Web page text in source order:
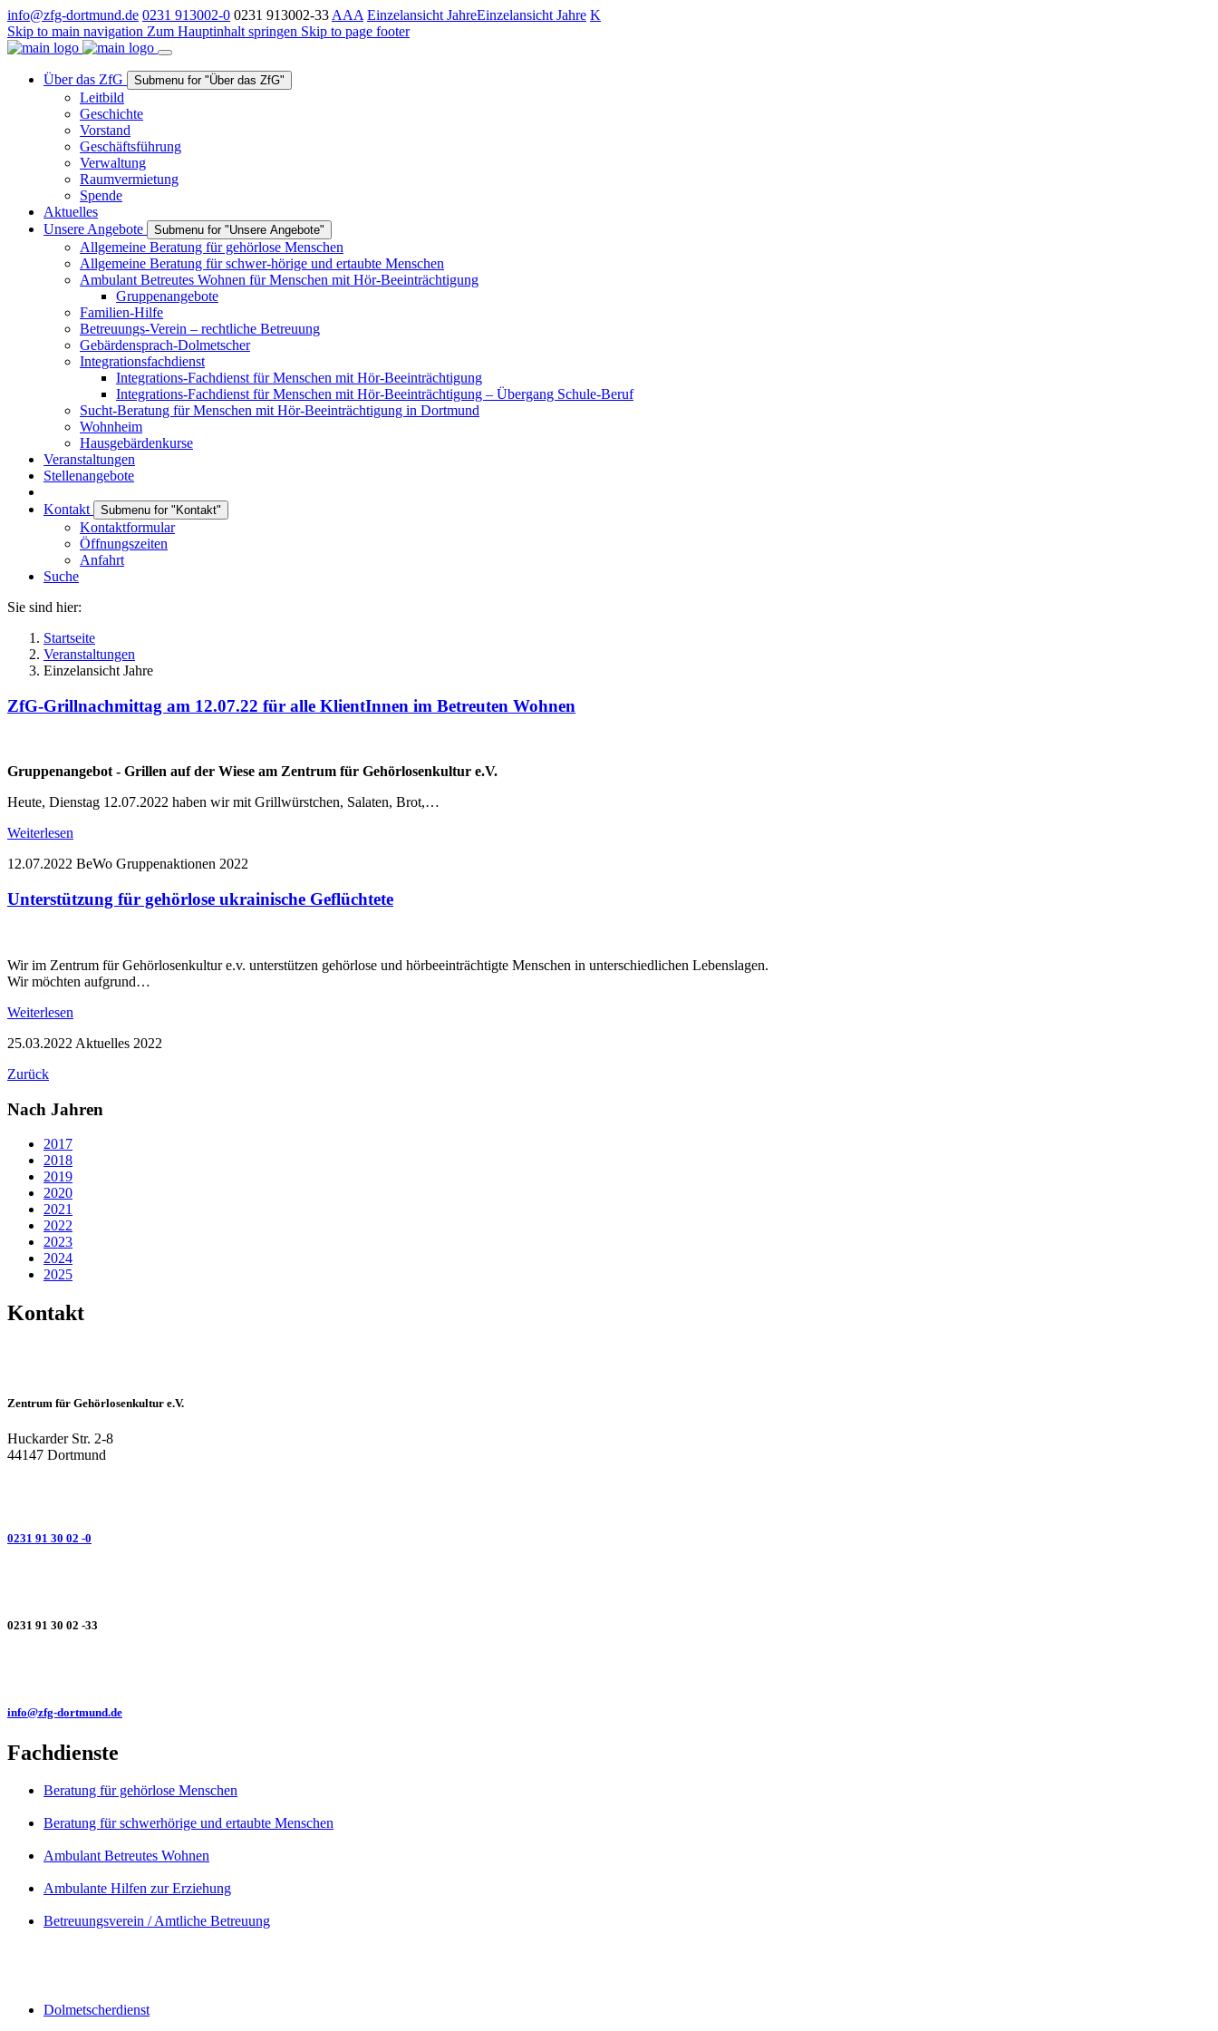
info@zfg-dortmund.de 0231 913002-0 0231 913002-33 AAA Einzelansicht JahreEinzelansicht Jahre K
Skip to main navigation Zum Hauptinhalt springen Skip to page footer
Über das ZfG Submenu for "Über das ZfG"
Leitbild
Geschichte
Vorstand
Geschäftsführung
Verwaltung
Raumvermietung
Spende
Aktuelles
Unsere Angebote
Submenu for "Unsere Angebote"
Allgemeine Beratung für gehörlose Menschen
Allgemeine Beratung für schwer-hörige und ertaubte Menschen
Ambulant Betreutes Wohnen für Menschen mit Hör-Beeinträchtigung
Gruppenangebote
Familien-Hilfe
Betreuungs-Verein – rechtliche Betreuung
Gebärdensprach-Dolmetscher
Integrationsfachdienst
Integrations-Fachdienst für Menschen mit Hör-Beeinträchtigung
Integrations-Fachdienst für Menschen mit Hör-Beeinträchtigung – Übergang Schule-Beruf
Sucht-Beratung für Menschen mit Hör-Beeinträchtigung in Dortmund
Wohnheim
Hausgebärdenkurse
Veranstaltungen
Stellenangebote
Kontakt Submenu for "Kontakt"
Kontaktformular
Öffnungszeiten
Anfahrt
Suche
Sie sind hier:
Startseite
Veranstaltungen
Einzelansicht Jahre
ZfG-Grillnachmittag am 12.07.22 für alle KlientInnen im Betreuten Wohnen
Gruppenangebot - Grillen auf der Wiese am Zentrum für Gehörlosenkultur e.V.
Heute, Dienstag 12.07.2022 haben wir mit Grillwürstchen, Salaten, Brot,…
Weiterlesen
12.07.2022 BeWo Gruppenaktionen 2022
Unterstützung für gehörlose ukrainische Geflüchtete
Wir im Zentrum für Gehörlosenkultur e.v. unterstützen gehörlose und hörbeeinträchtigte Menschen in unterschiedlichen Lebenslagen.
Wir möchten aufgrund…
Weiterlesen
25.03.2022 Aktuelles 2022
Zurück
Nach Jahren
2017
2018
2019
2020
2021
2022
2023
2024
2025
Kontakt
Zentrum für Gehörlosenkultur e.V.
Huckarder Str. 2-8
44147 Dortmund
0231 91 30 02 -0
0231 91 30 02 -33
info@zfg-dortmund.de
Fachdienste
Beratung für gehörlose Menschen
Beratung für schwerhörige und ertaubte Menschen
Ambulant Betreutes Wohnen
Ambulante Hilfen zur Erziehung
Betreuungsverein / Amtliche Betreuung
Dolmetscherdienst